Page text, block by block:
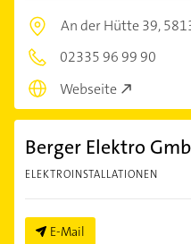
An der Hütte 39,
02335 96 99 90
Webseite
Berger Elektro
ELEKTROINSTALLATIONEN
E-Mail